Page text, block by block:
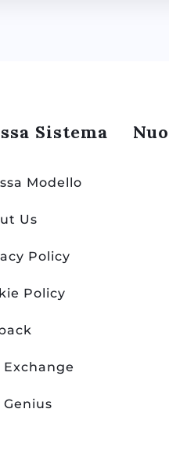
Sistema
Modello
Us
Policy
Policy
Exchange